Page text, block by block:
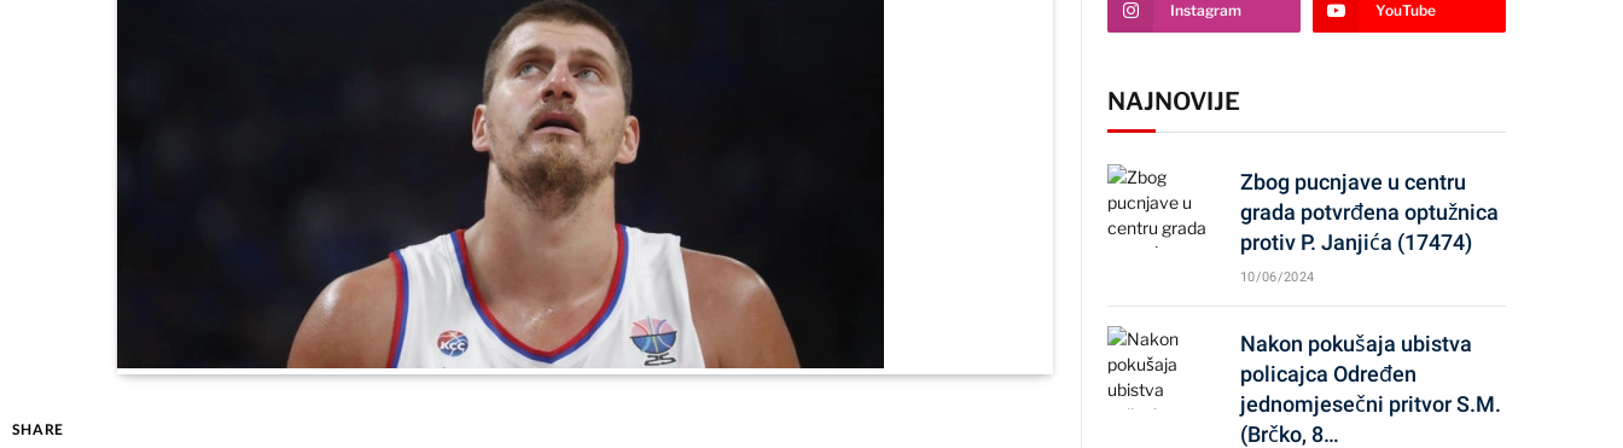
SHARE
Instagram YouTube
NAJNOVIJE
Zbog pucnjave u centru
grada potvrđena optužnica
protiv P. Janjića (17474)
10/06/2024
Nakon pokušaja ubistva
policajca Određen
jednomjesečni pritvor S.M.
(Brčko, 8…